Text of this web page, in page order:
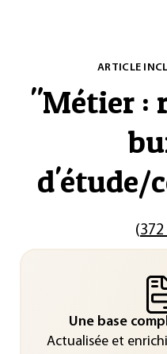
ARTICLE
"Métier :
d'étude/
(
Une base
Actualisée et